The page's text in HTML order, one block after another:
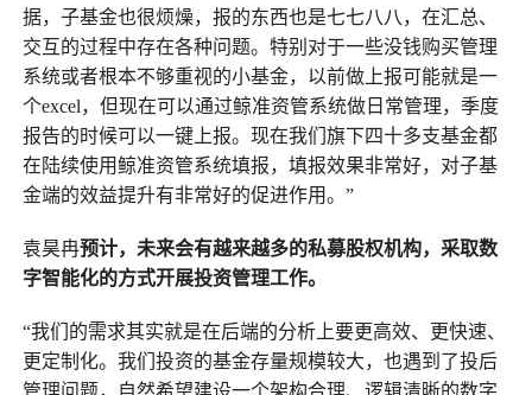
据，子基金也很烦燥，报的东西也是七七八八，在汇总、
交互的过程中存在各种问题。特别对于一些没钱购买管理
系统或者根本不够重视的小基金，以前做上报可能就是一
个excel，但现在可以通过鲸准资管系统做日常管理，季度
报告的时候可以一键上报。现在我们旗下四十多支基金都
在陆续使用鲸准资管系统填报，填报效果非常好，对子基
金端的效益提升有非常好的促进作用。”
袁昊冉预计，未来会有越来越多的私募股权机构，采取数
字智能化的方式开展投资管理工作。
“我们的需求其实就是在后端的分析上要更高效、更快速、
更定制化。我们投资的基金存量规模较大，也遇到了投后
管理问题，自然希望建设一个架构合理、逻辑清晰的数字